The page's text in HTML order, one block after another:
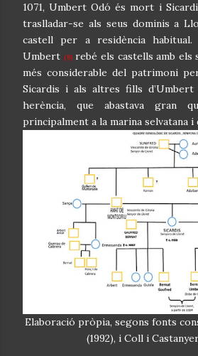
1071, Umbert Odó és mort i
traslladar-se als seus dominis a
castell per a residència
Umbert (8)rebé els castells amb els
més considerable del patrimoni
Sicardis i als altres fills
herència, que abastava gran
principalment a la marina selvatana i
Elaboració pròpia, segons fonts
(1992), i Coll i